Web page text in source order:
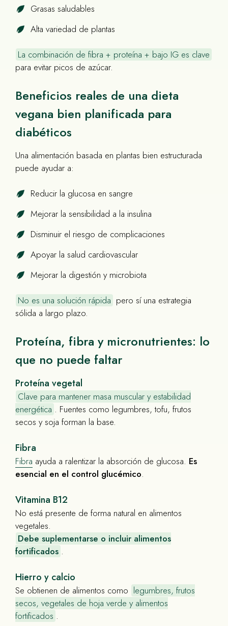
Grasas saludables
Alta variedad de plantas
La combinación de fibra + proteína + bajo IG es clave
para evitar picos de azúcar.
Beneficios reales de una dieta
vegana bien planificada para
diabéticos
Una alimentación basada en plantas bien estructurada
puede ayudar a:
Reducir la glucosa en sangre
Mejorar la sensibilidad a la insulina
Disminuir el riesgo de complicaciones
Apoyar la salud cardiovascular
Mejorar la digestión y microbiota
No es una solución rápida pero sí una estrategia
sólida a largo plazo.
Proteína, fibra y micronutrientes: lo
que no puede faltar
Proteína vegetal
Clave para mantener masa muscular y estabilidad
energética . Fuentes como legumbres, tofu, frutos
secos y soja forman la base.
Fibra
Fibra ayuda a ralentizar la absorción de glucosa. Es
esencial en el control glucémico.
Vitamina B12
No está presente de forma natural en alimentos
vegetales.
Debe suplementarse o incluir alimentos
fortificados .
Hierro y calcio
Se obtienen de alimentos como legumbres, frutos
secos, vegetales de hoja verde y alimentos
fortificados .